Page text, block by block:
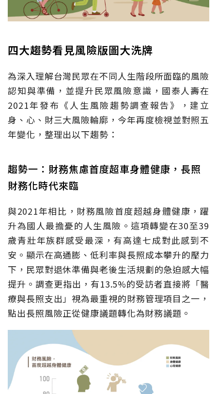
四大趨勢看見風險版圖大洗牌
為深入理解台灣民眾在不同人生階段所面臨的風險
認知與準備，並提升民眾風險意識，國泰人壽在
2021年發布《人生風險趨勢調查報告》，建立
身、心、財三大風險輪廓，今年再度檢視並對照五
年變化，整理出以下趨勢：
趨勢一：財務焦慮首度超車身體健康，長照
財務化時代來臨
與2021年相比，財務風險首度超越身體健康，躍
升為國人最擔憂的人生風險。這項轉變在30至39
歲青壯年族群感受最深，有高達七成對此感到不
安。顯示在高通膨、低利率與長照成本攀升的壓力
下，民眾對退休準備與老後生活規劃的急迫感大幅
提升。調查更指出，有13.5%的受訪者直接將「醫
療與長照支出」視為最重視的財務管理項目之一，
點出長照風險正從健康議題轉化為財務議題。